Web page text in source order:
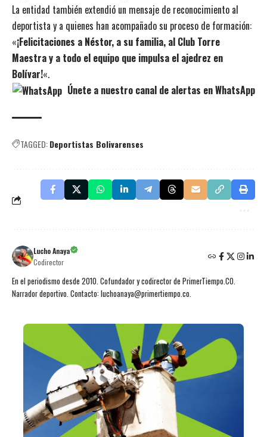
La entidad también extendió un mensaje de reconocimiento al
deportista y a quienes han acompañado su proceso de formación:
«¡Felicitaciones a Néstor, a su familia, al Club Torre
Maestra y a todo el equipo que impulsa el ajedrez en
Bolívar!«.
Únete a nuestro canal de alertas en WhatsApp
TAGGED:Deportistas Bolivarenses
Lucho Anaya
Codirector
En el periodismo desde 2010. Cofundador y codirector de PrimerTiempo.CO.
Narrador deportivo. Contacto: luchoanaya@primertiempo.co.